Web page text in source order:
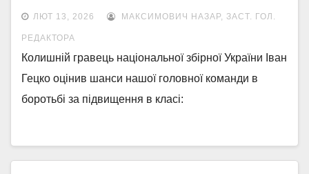
ЛЮТ 13, 2026 МАКСИМОВИЧ НАЗАР, ЗАСТ. ГОЛ.
РЕДАКТОРА
Колишній гравець національної збірної України Іван
Гецко оцінив шанси нашої головної команди в
боротьбі за підвищення в класі: